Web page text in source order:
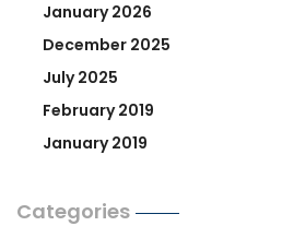
January 2026
December 2025
July 2025
February 2019
January 2019
Categories